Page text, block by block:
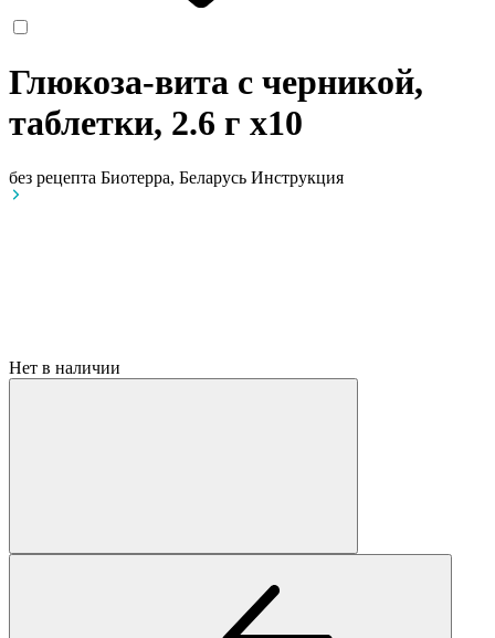
Глюкоза-вита с черникой,
таблетки, 2.6 г x10
без рецепта Биотерра, Беларусь Инструкция
Нет в наличии